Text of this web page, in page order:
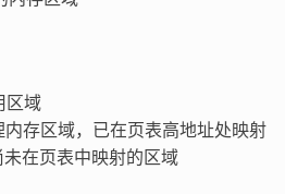
区域
内存区域，已在页表高地址处映射
未在页表中映射的区域